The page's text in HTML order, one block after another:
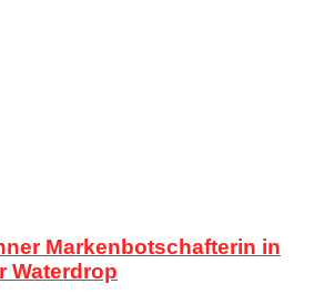
Markenbotschafterin in
Waterdrop